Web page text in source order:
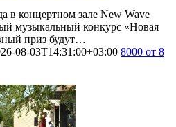
в концертном зале New Wave
музыкальный конкурс «Новая
приз будут…
08-03T14:31:00+03:00 8000 от 8